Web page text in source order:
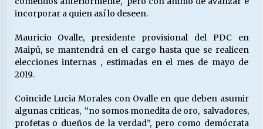
¿Asesores con doble sueldo?
incorporar a quien así lo deseen.
Mauricio Ovalle, presidente provisional del PDC en
Maipú, se mantendrá en el cargo hasta que se realicen
elecciones internas , estimadas en el mes de mayo de
2019.
Coincide Lucia Morales con Ovalle en que deben asumir
algunas criticas, “no somos monedita de oro, salvadores,
profetas o dueños de la verdad”, pero como demócrata